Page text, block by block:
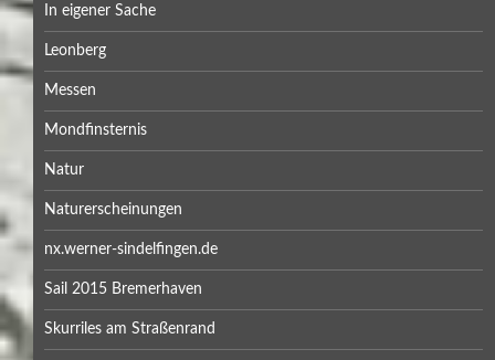
In eigener Sache
Leonberg
Messen
Mondfinsternis
Natur
Naturerscheinungen
nx.werner-sindelfingen.de
Sail 2015 Bremerhaven
Skurriles am Straßenrand